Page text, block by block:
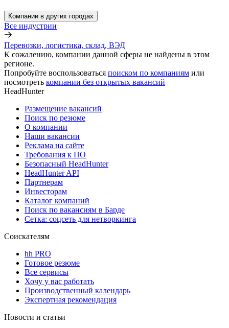
Компании в других городах
Все индустрии
Перевозки, логистика, склад, ВЭД
К сожалению, компании данной сферы не найдены в этом
регионе.
Попробуйте воспользоваться поиском по компаниям или
посмотреть компании без открытых вакансий
HeadHunter
Размещение вакансий
Поиск по резюме
О компании
Наши вакансии
Реклама на сайте
Требования к ПО
Безопасный HeadHunter
HeadHunter API
Партнерам
Инвесторам
Каталог компаний
Поиск по вакансиям в Барде
Сетка: соцсеть для нетворкинга
Соискателям
hh PRO
Готовое резюме
Все сервисы
Хочу у вас работать
Производственный календарь
Экспертная рекомендация
Новости и статьи